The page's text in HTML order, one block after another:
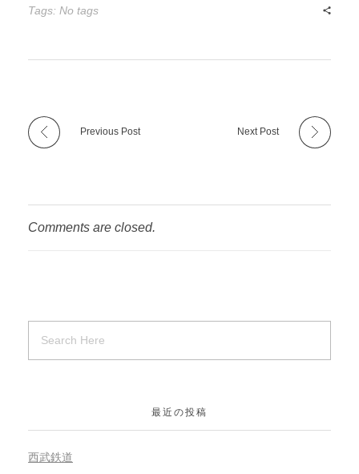
Tags: No tags
Previous Post Next Post
Comments are closed.
最近の投稿
西武鉄道